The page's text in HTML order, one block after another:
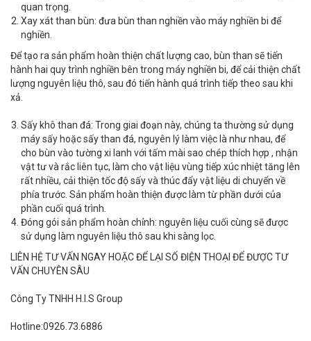
quan trọng.
Xay xát than bùn: đưa bùn than nghiền vào máy nghiền bi để
nghiền.
Để tạo ra sản phẩm hoàn thiện chất lượng cao, bùn than sẽ tiến
hành hai quy trình nghiền bên trong máy nghiền bi, để cải thiện chất
lượng nguyên liệu thô, sau đó tiến hành quá trình tiếp theo sau khi
xả.
Sấy khô than đá: Trong giai đoạn này, chúng ta thường sử dụng
máy sấy hoặc sấy than đá, nguyên lý làm việc là như nhau, để
cho bùn vào tường xi lanh với tấm mài sao chép thích hợp , nhận
vật tư và rắc liên tục, làm cho vật liệu vùng tiếp xúc nhiệt tăng lên
rất nhiều, cải thiện tốc độ sấy và thúc đẩy vật liệu di chuyển về
phía trước. Sản phẩm hoàn thiện được làm từ phần dưới của
phần cuối quá trình.
Đóng gói sản phẩm hoàn chỉnh: nguyên liệu cuối cùng sẽ được
sử dụng làm nguyên liệu thô sau khi sàng lọc.
LIÊN HỆ TƯ VẤN NGAY HOẶC ĐỂ LẠI SỐ ĐIỆN THOẠI ĐỂ ĐƯỢC TƯ
VẤN CHUYÊN SÂU
Công Ty TNHH H.I.S Group
Hotline:0926.73.6886